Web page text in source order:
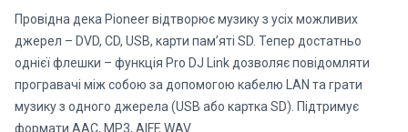
Провідна дека Pioneer відтворює музику з усіх можливих
джерел – DVD, CD, USB, карти пам’яті SD. Тепер достатньо
однієї флешки – функція Pro DJ Link дозволяє повідомляти
програвачі між собою за допомогою кабелю LAN та грати
музику з одного джерела (USB або картка SD). Підтримує
формати AAC, MP3, AIFF, WAV.